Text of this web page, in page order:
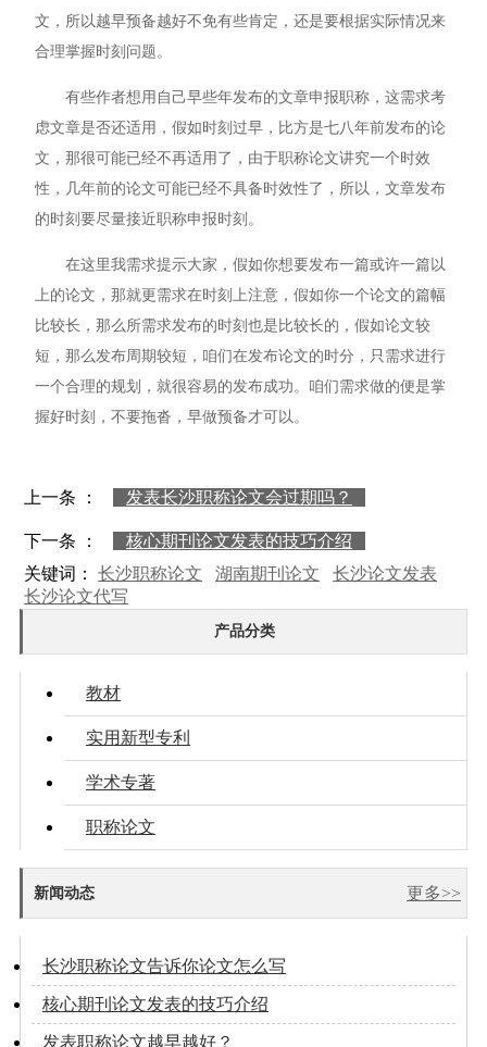
文，所以越早预备越好不免有些肯定，还是要根据实际情况来
合理掌握时刻问题。
有些作者想用自己早些年发布的文章申报职称，这需求考
虑文章是否还适用，假如时刻过早，比方是七八年前发布的论
文，那很可能已经不再适用了，由于职称论文讲究一个时效
性，几年前的论文可能已经不具备时效性了，所以，文章发布
的时刻要尽量接近职称申报时刻。
在这里我需求提示大家，假如你想要发布一篇或许一篇以
上的论文，那就更需求在时刻上注意，假如你一个论文的篇幅
比较长，那么所需求发布的时刻也是比较长的，假如论文较
短，那么发布周期较短，咱们在发布论文的时分，只需求进行
一个合理的规划，就很容易的发布成功。咱们需求做的便是掌
握好时刻，不要拖沓，早做预备才可以。
上一条 ： 发表长沙职称论文会过期吗？
下一条 ：
核心期刊论文发表的技巧介绍
关键词：长沙职称论文 湖南期刊论文
长沙论文发表
长沙论文代写
产品分类
教材
实用新型专利
学术专著
职称论文
更多>>
新闻动态
长沙职称论文告诉你论文怎么写
核心期刊论文发表的技巧介绍
发表职称论文越早越好？